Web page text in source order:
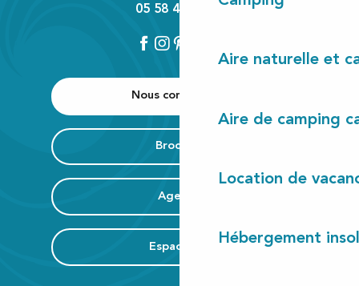
Aire naturelle et
Aire de camping
Location de
Hébergement
Nous contacter
Brochure
Agenda
Espace Pro
05 58 42 89 80